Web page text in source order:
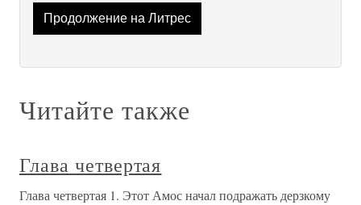
Продолжение на Литрес
Читайте также
Глава четвертая
Глава четвертая 1. Этот Амос начал подражать дерзкому